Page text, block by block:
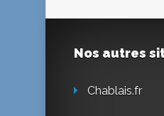
Nos autres
Chablais.fr